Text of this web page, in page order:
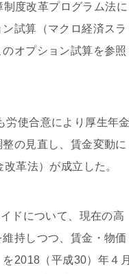
度改革プログラム法に
試算（マクロ経済スラ
オプション試算を参照
労使合意により厚生年
の見直し、賃金変動に
革法）が成立した。
ドについて、現在の高
持しつつ、賃金・物価
を2018（平成30）年４